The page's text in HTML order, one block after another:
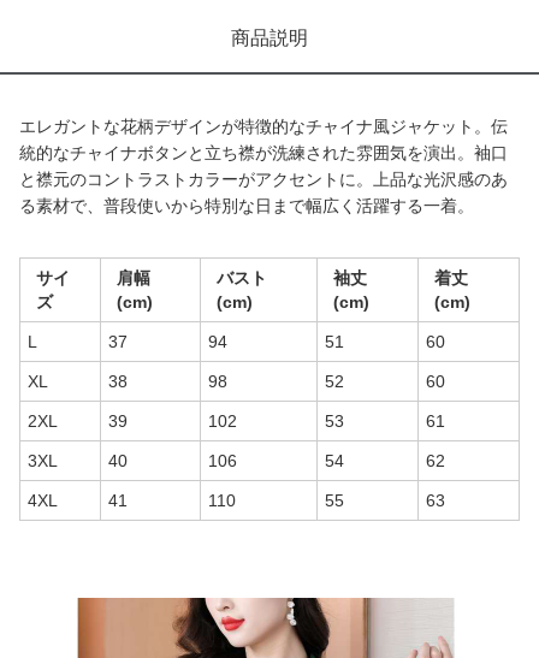
商品説明
エレガントな花柄デザインが特徴的なチャイナ風ジャケット。伝
統的なチャイナボタンと立ち襟が洗練された雰囲気を演出。袖口
と襟元のコントラストカラーがアクセントに。上品な光沢感のあ
る素材で、普段使いから特別な日まで幅広く活躍する一着。
サイ
ズ
肩幅
(cm)
バスト
(cm)
袖丈
(cm)
着丈
(cm)
L 37 94 51 60
XL 38 98 52 60
2XL 39 102 53 61
3XL 40 106 54 62
4XL 41 110 55 63